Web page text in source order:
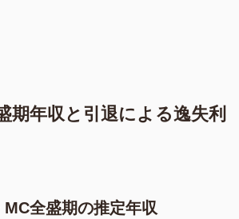
期年収と引退による逸失利
全盛期の推定年収